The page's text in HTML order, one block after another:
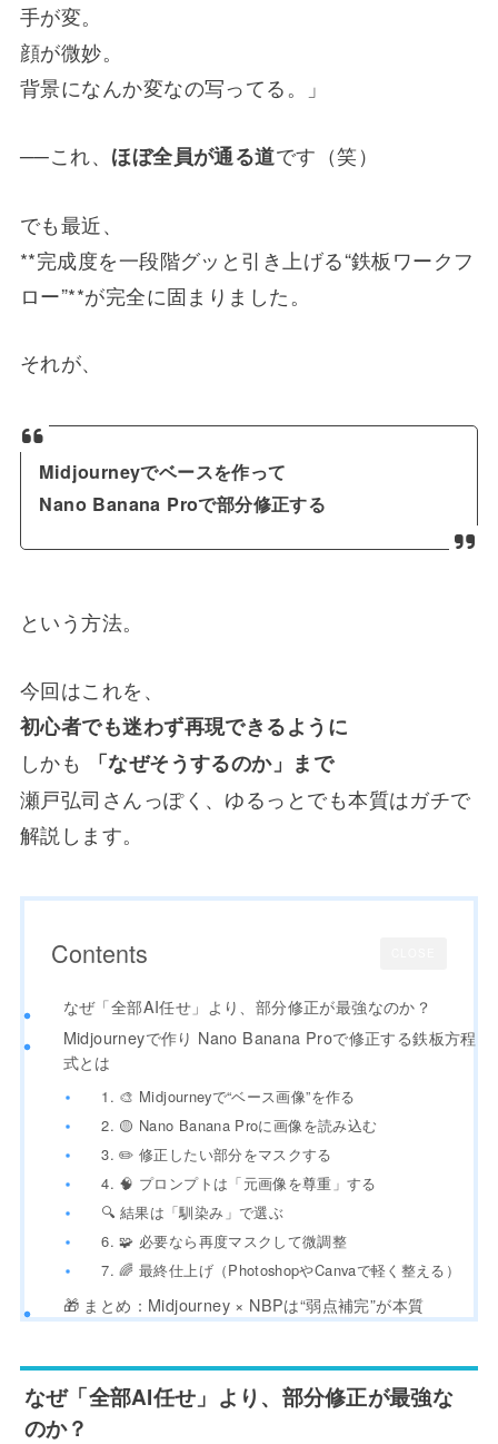
手が変。
顔が微妙。
背景になんか変なの写ってる。」
──これ、 ほぼ全員が通る道です（笑）
でも最近、
**完成度を一段階グッと引き上げる“鉄板ワークフ
ロー”**が完全に固まりました。
それが、
Midjourneyでベースを作って
Nano Banana Proで部分修正する
という方法。
今回はこれを、
初心者でも迷わず再現できるように
しかも
「なぜそうするのか」まで
瀬戸弘司さんっぽく、ゆるっとでも本質はガチで
解説します。
Contents
なぜ「全部AI任せ」より、部分修正が最強なのか？
Midjourneyで作り Nano Banana Proで修正する鉄板方程
式とは
1. 🎨 Midjourneyで“ベース画像”を作る
2. 🟡 Nano Banana Proに画像を読み込む
3. ✏️ 修正したい部分をマスクする
4. 🧠 プロンプトは「元画像を尊重」する
🔍 結果は「馴染み」で選ぶ
6. 🧩 必要なら再度マスクして微調整
7. 🌈 最終仕上げ（PhotoshopやCanvaで軽く整える）
🎁 まとめ：Midjourney × NBPは“弱点補完”が本質
なぜ「全部AI任せ」より、部分修正が最強な
のか？